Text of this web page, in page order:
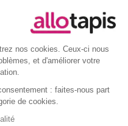
nos cookies. Ceux-ci nous
et d'améliorer votre
: faites-nous part
de cookies.
Labels de qualité
Vos avantages
Nous contacter
privée